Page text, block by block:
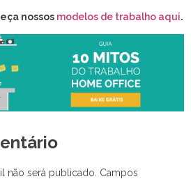
nossos modelos de trabalho aqui.
não será publicado. Campos